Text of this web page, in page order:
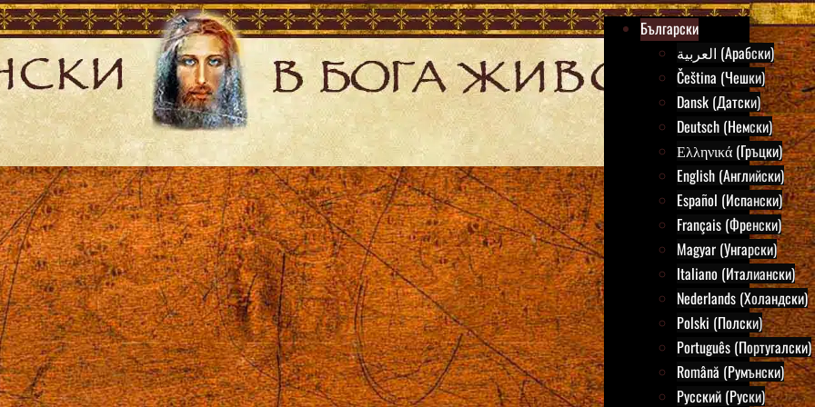
Български
العربية (Арабски)
Čeština (Чешки)
Dansk (Датски)
Deutsch (Немски)
Ελληνικά (Гръцки)
English (Английски)
Español (Испански)
Français (Френски)
Magyar (Унгарски)
Italiano (Италиански)
Nederlands (Холандски)
Polski (Полски)
Português (Португалски)
Română (Румънски)
Русский (Руски)